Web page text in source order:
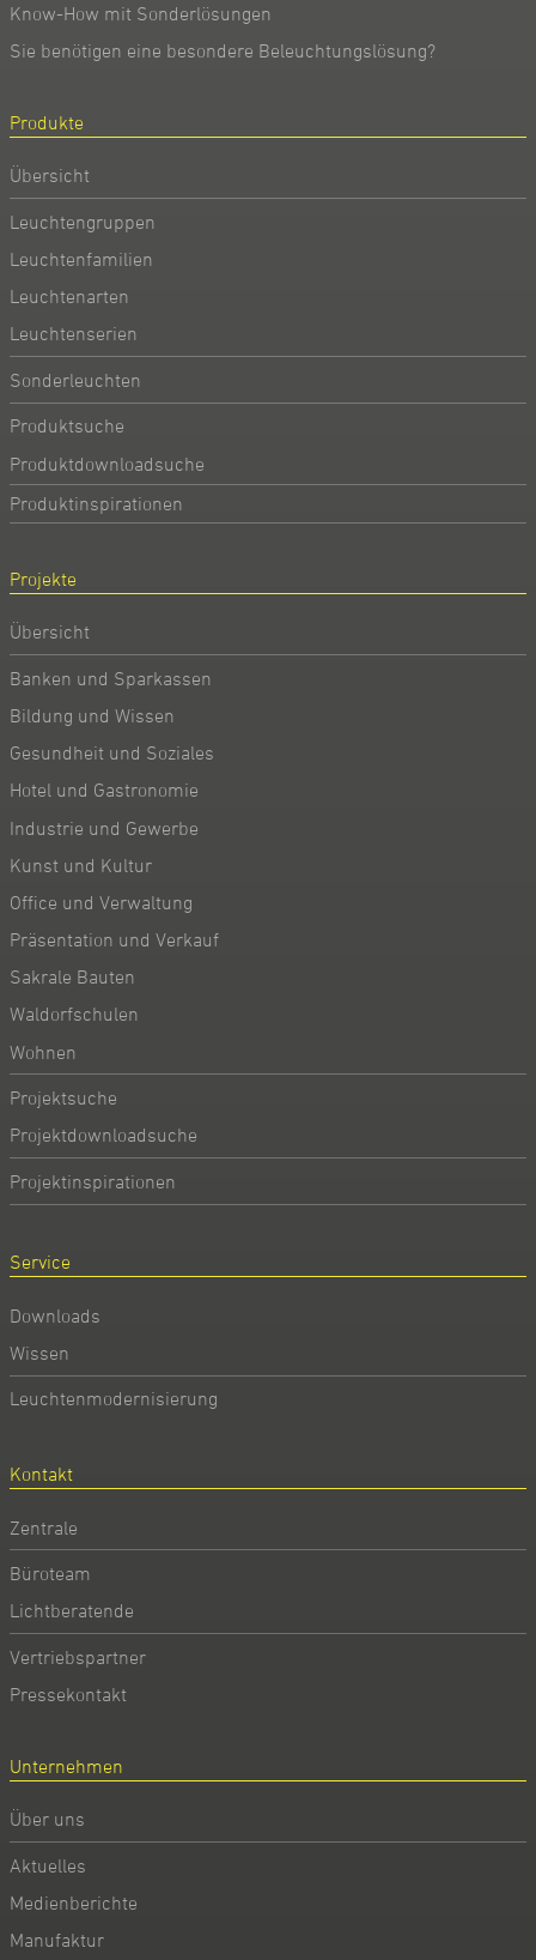
Know-How mit Sonderlösungen
Sie benötigen eine besondere Beleuchtungslösung?
Produkte
Übersicht
Leuchtengruppen
Leuchtenfamilien
Leuchtenarten
Leuchtenserien
Sonderleuchten
Produktsuche
Produktdownloadsuche
Produktinspirationen
Projekte
Übersicht
Banken und Sparkassen
Bildung und Wissen
Gesundheit und Soziales
Hotel und Gastronomie
Industrie und Gewerbe
Kunst und Kultur
Office und Verwaltung
Präsentation und Verkauf
Sakrale Bauten
Waldorfschulen
Wohnen
Projektsuche
Projektdownloadsuche
Projektinspirationen
Service
Downloads
Wissen
Leuchtenmodernisierung
Kontakt
Zentrale
Büroteam
Lichtberatende
Vertriebspartner
Pressekontakt
Unternehmen
Über uns
Aktuelles
Medienberichte
Manufaktur